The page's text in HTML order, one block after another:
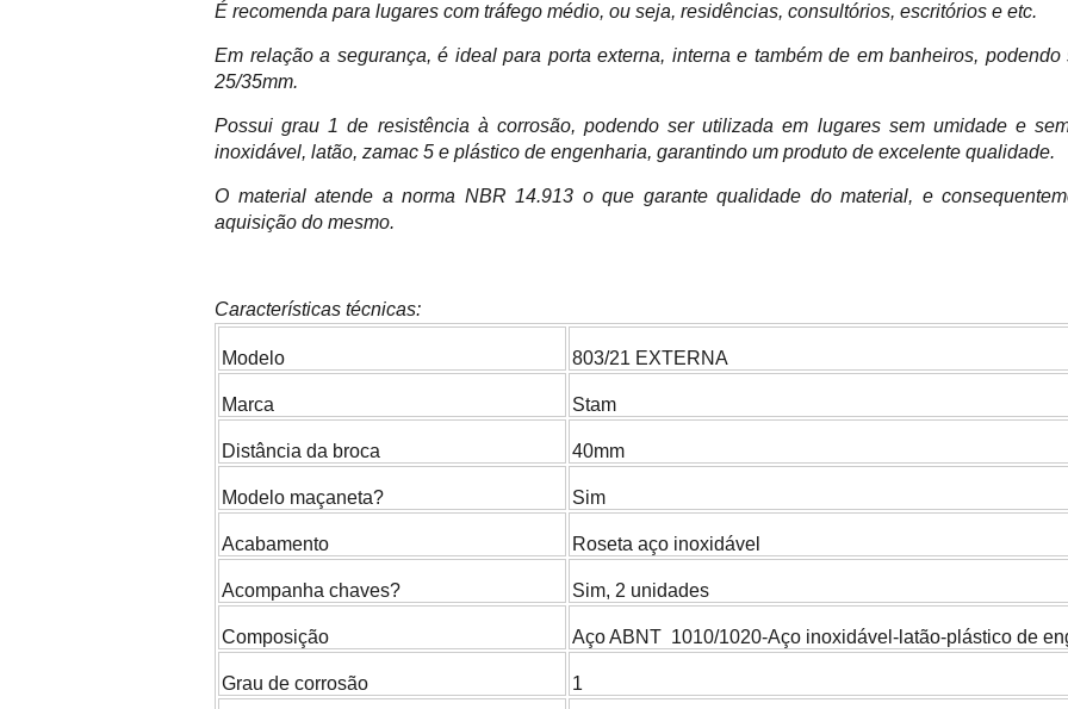
É recomenda para lugares com tráfego médio, ou seja, residências, consultórios, escritórios e etc.
Em relação a segurança, é ideal para porta externa, interna e também de em banheiros,
25/35mm.
Possui grau 1 de resistência à corrosão, podendo ser utilizada em lugares sem umidade e
inoxidável, latão, zamac 5 e plástico de engenharia, garantindo um produto de excelente qualidade.
O material atende a norma NBR 14.913 o que garante qualidade do material, e
aquisição do mesmo.
Características técnicas:
Modelo 803/21 EXTERNA
Marca Stam
Distância da broca 40mm
Modelo maçaneta? Sim
Acabamento Roseta aço inoxidável
Acompanha chaves? Sim, 2 unidades
Composição Aço ABNT 1010/1020-Aço inoxidável-latão-plástico de
Grau de corrosão 1